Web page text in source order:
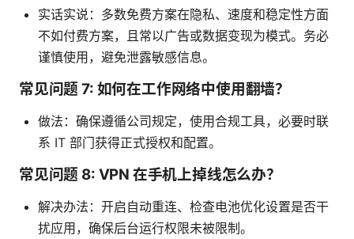
实话实说：多数免费方案在隐私、速度和稳定性方面
不如付费方案，且常以广告或数据变现为模式。务必
谨慎使用，避免泄露敏感信息。
常见问题 7: 如何在工作网络中使用翻墙？
做法：确保遵循公司规定，使用合规工具，必要时联
系 IT 部门获得正式授权和配置。
常见问题 8: VPN 在手机上掉线怎么办？
解决办法：开启自动重连、检查电池优化设置是否干
扰应用，确保后台运行权限未被限制。